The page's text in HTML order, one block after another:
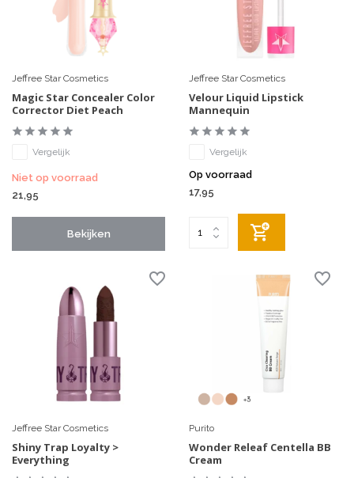
Jeffree Star Cosmetics
Magic Star Concealer Color
Corrector Diet Peach
Vergelijk
Niet op voorraad
21,95
Bekijken
Jeffree Star Cosmetics
Velour Liquid Lipstick
Mannequin
Vergelijk
Op voorraad
17,95
Jeffree Star Cosmetics
Shiny Trap Loyalty >
Everything
Purito
Wonder Releaf Centella BB
Cream